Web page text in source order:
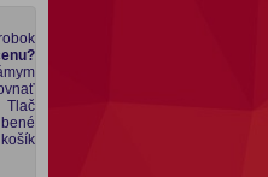
Tlač